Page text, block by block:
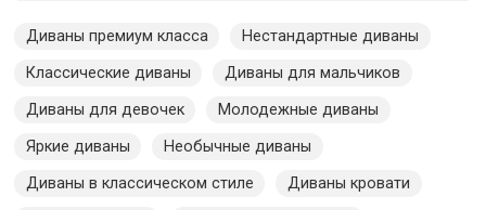
Диваны премиум класса
Нестандартные диваны
Классические диваны
Диваны для мальчиков
Диваны для девочек
Молодежные диваны
Яркие диваны
Необычные диваны
Диваны в классическом стиле
Диваны кровати